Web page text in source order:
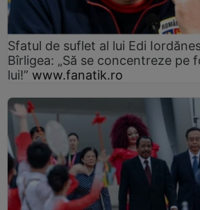
Sfatul de suflet al lui Edi
Bîrligea: „Să se concentreze pe
lui!” www.fanatik.ro